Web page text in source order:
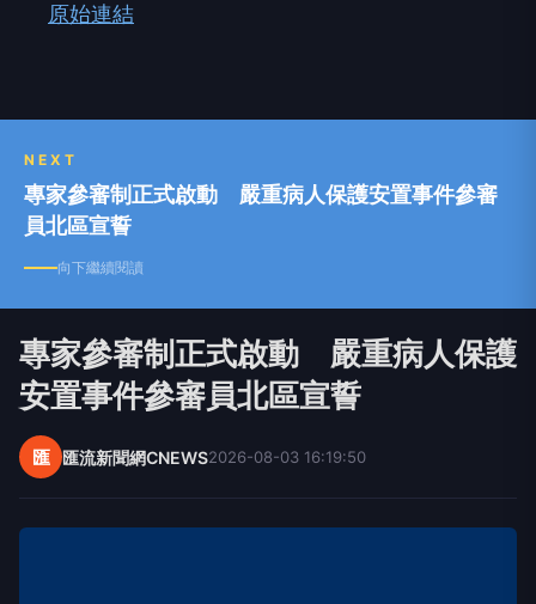
原始連結
NEXT
專家參審制正式啟動 嚴重病人保護安置事件參審
員北區宣誓
向下繼續閱讀
專家參審制正式啟動 嚴重病人保護
安置事件參審員北區宣誓
匯 匯流新聞網CNEWS2026-08-03 16:19:50